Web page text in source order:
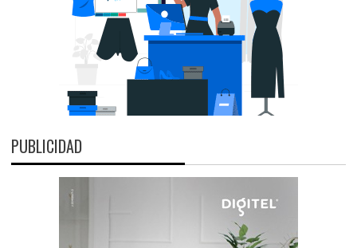
PUBLICIDAD